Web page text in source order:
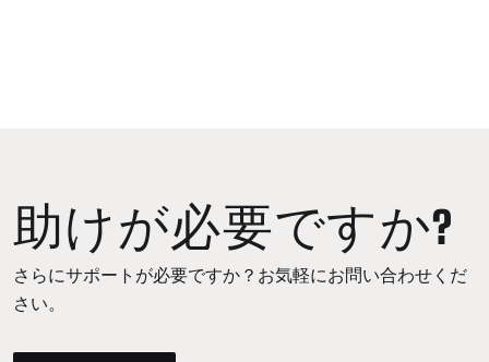
助けが必要ですか?
さらにサポートが必要ですか？お気軽にお問い合わせくだ
さい。